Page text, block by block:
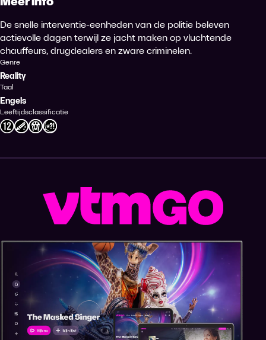
De snelle interventie-eenheden van de politie beleven
actievolle dagen terwijl ze jacht maken op vluchtende
chauffeurs, drugdealers en zware criminelen.
Genre
Reality
Taal
Engels
Leeftijdsclassificatie